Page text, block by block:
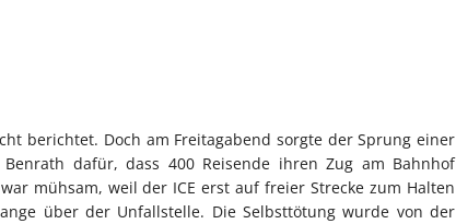
berichtet. Doch am Freitagabend sorgte der Sprung einer
dafür, dass 400 Reisende ihren Zug am Bahnhof
mühsam, weil der ICE erst auf freier Strecke zum Halten
über der Unfallstelle. Die Selbsttötung wurde von der